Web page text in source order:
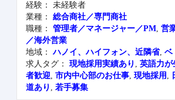
経験： 未経験者
業種：総合商社／専門商社
職種：管理者／マネージャー／PM,営
／海外営業
地域：ハノイ、ハイフォン、近隣省,ベ
求人タグ：現地採用実績あり ,英語力が
者歓迎,市内中心部のお仕事,現地採用 ,
道あり ,若手募集